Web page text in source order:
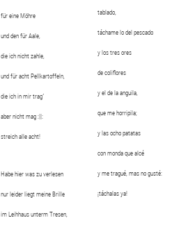
für eine Möhre
und den für Aale,
die ich nicht zahle,
und für acht Pellkartoffeln,
die ich in mir trag´
aber nicht mag :||:
streich alle acht!
Habe hier was zu verlesen
nur leider liegt meine Brille
im Leihhaus unterm Tresen,
tablado,
táchame lo del pescado
y los tres ores
de coliflores
y el de la anguila,
que me horripila;
y las ocho patatas
con monda que alcé
y me tragué, mas no gusté:
¡táchalas ya!